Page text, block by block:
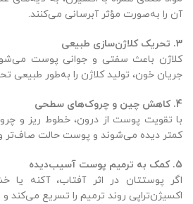
آن را به‌صورت مؤثر آبرسانی می‌کنند.
3. تحریک کلاژن‌سازی طبیعی
کلاژن باعث سفتی و جوانی پوست
جریان خون، تولید کلاژن را به‌طور طبیعی
4. کاهش چین و چروک‌های سطحی
با تقویت پوست از درون، خطوط ریز و
کمتر دیده می‌شوند و پوست حالت صاف‌تر
5. کمک به ترمیم پوست آسیب‌دیده
اگر پوستتان در اثر آفتاب، آکنه
اکسیژن‌تراپی روند ترمیم را تسریع می‌کند